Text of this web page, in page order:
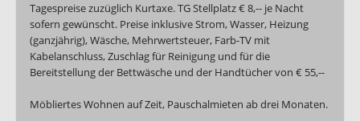
Tagespreise zuzüglich Kurtaxe. TG Stellplatz € 8,-- je Nacht
sofern gewünscht. Preise inklusive Strom, Wasser, Heizung
(ganzjährig), Wäsche, Mehrwertsteuer, Farb-TV mit
Kabelanschluss, Zuschlag für Reinigung und für die
Bereitstellung der Bettwäsche und der Handtücher von € 55,--
Möbliertes Wohnen auf Zeit, Pauschalmieten ab drei Monaten.